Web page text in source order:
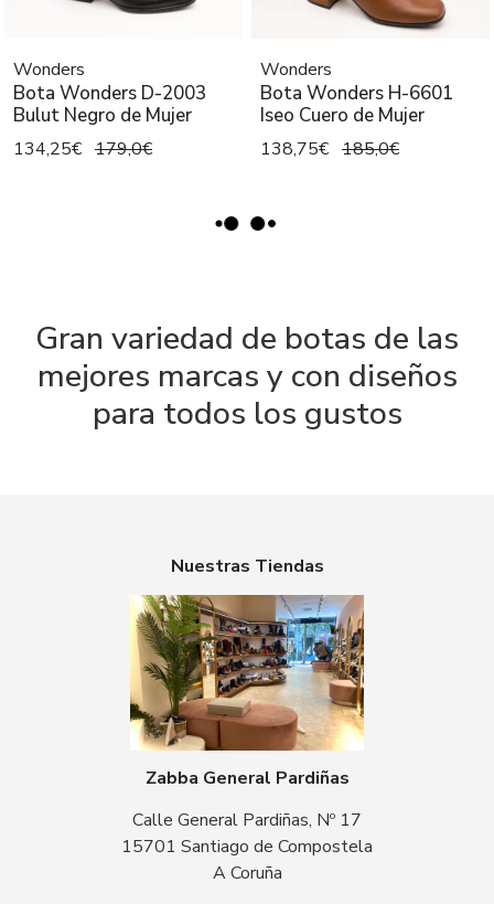
Wonders
Bota Wonders D-2003
Bulut Negro de Mujer
134,25€ 179,0€
Wonders
Bota Wonders H-6601
Iseo Cuero de Mujer
138,75€ 185,0€
Gran variedad de botas de las
mejores marcas y con diseños
para todos los gustos
Nuestras Tiendas
Zabba General Pardiñas
Calle General Pardiñas, Nº 17
15701 Santiago de Compostela
A Coruña